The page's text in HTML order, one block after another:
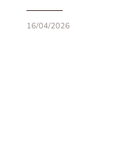
16/04/2026